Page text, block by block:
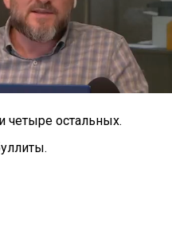
четыре остальных.